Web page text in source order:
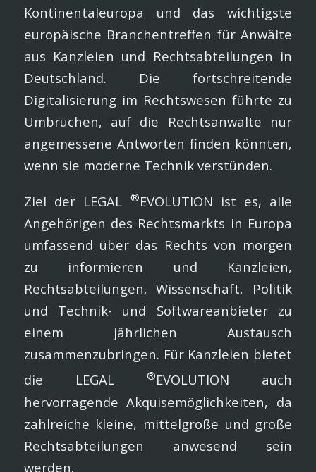
Kontinentaleuropa und das wichtigste
europäische Branchentreffen für Anwälte
aus Kanzleien und Rechtsabteilungen in
Deutschland. Die fortschreitende
Digitalisierung im Rechtswesen führte zu
Umbrüchen, auf die Rechtsanwälte nur
angemessene Antworten finden könnten,
wenn sie moderne Technik verstünden.
Ziel der LEGAL ®EVOLUTION ist es, alle
Angehörigen des Rechtsmarkts in Europa
umfassend über das Rechts von morgen
zu informieren und Kanzleien,
Rechtsabteilungen, Wissenschaft, Politik
und Technik- und Softwareanbieter zu
einem jährlichen Austausch
zusammenzubringen. Für Kanzleien bietet
die LEGAL®EVOLUTION auch
hervorragende Akquisemöglichkeiten, da
zahlreiche kleine, mittelgroße und große
Rechtsabteilungen anwesend sein
werden.